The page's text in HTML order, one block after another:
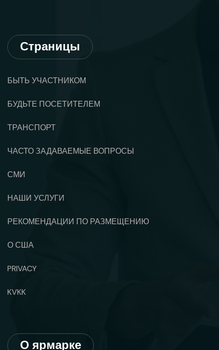
Страницы
БЫТЬ УЧАСТНИКОМ
БУДЬТЕ ПОСЕТИТЕЛЕМ
ТРАНСПОРТ
ЧАСТО ЗАДАВАЕМЫЕ ВОПРОСЫ
СМИ
НАШИ УСЛУГИ
РЕКОМЕНДАЦИИ ПО РАЗМЕЩЕНИЮ
О США
PRIVACY
KVKK
О ярмарке